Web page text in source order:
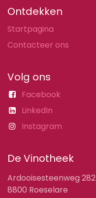
Ontdekken
Startpagina
Contacteer ons
Volg ons
Facebook
LinkedIn
Instagram
De Vinotheek
Ardooisesteenweg 282
8800 Roeselare